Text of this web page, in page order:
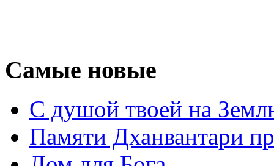
Самые новые
С душой твоей на
Памяти Дханвантари